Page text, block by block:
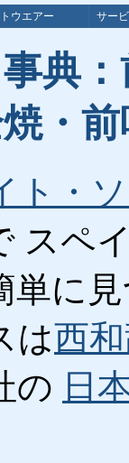
ウエアー サー
典
・
ト・
スペ
単に
は西
の 日